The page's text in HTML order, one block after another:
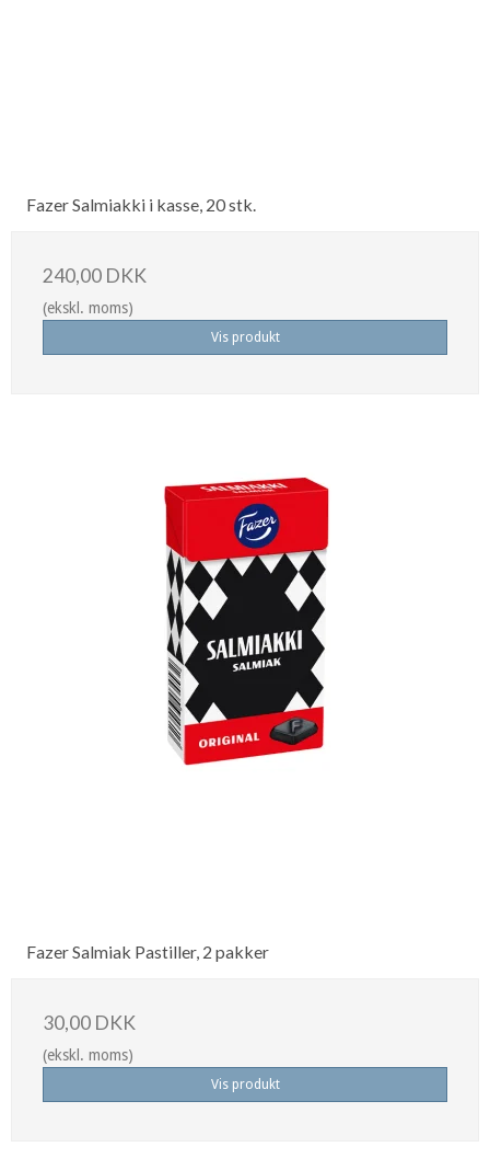
Fazer Salmiakki i kasse, 20 stk.
240,00 DKK
(ekskl. moms)
Vis produkt
Fazer Salmiak Pastiller, 2 pakker
30,00 DKK
(ekskl. moms)
Vis produkt